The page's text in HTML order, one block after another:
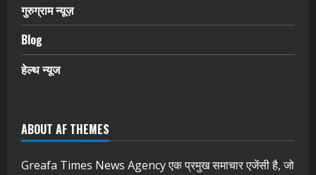
गुरुग्राम न्यूज़
Blog
हेल्थ न्यूज
ABOUT AF THEMES
Greafa Times News Agency एक प्रमुख समाचार एजेंसी है, जो